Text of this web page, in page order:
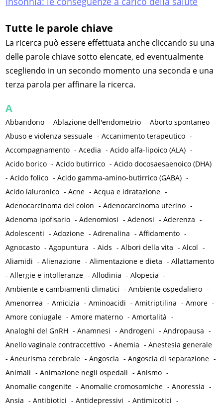
Tutte le parole chiave
La ricerca può essere effettuata anche cliccando su una
delle parole chiave sotto elencate, ed eventualmente
scegliendo in un secondo momento una seconda e una
terza parola per affinare la ricerca.
A
Abbandono -Ablazione dell'endometrio -Aborto spontaneo -
Abuso e violenza sessuale -Accanimento terapeutico -
Accompagnamento -Acedia -Acido alfa-lipoico (ALA) -
Acido borico -Acido butirrico -Acido docosaesaenoico (DHA)
-Acido folico -Acido gamma-amino-butirrico (GABA) -
Acido ialuronico -Acne -Acqua e idratazione -
Adenocarcinoma del colon -Adenocarcinoma uterino -
Adenoma ipofisario -Adenomiosi -Adenosi -Aderenza -
Adolescenti -Adozione -Adrenalina -Affidamento -
Agnocasto -Agopuntura -Aids -Albori della vita -Alcol -
Aliamidi -Alienazione -Alimentazione e dieta -Allattamento
-Allergie e intolleranze -Allodinia -Alopecia -
Ambiente e cambiamenti climatici -Ambiente ospedaliero -
Amenorrea -Amicizia -Aminoacidi -Amitriptilina -Amore -
Amore coniugale -Amore materno -Amortalità -
Analoghi del GnRH -Anamnesi -Androgeni -Andropausa -
Anello vaginale contraccettivo -Anemia -Anestesia generale
-Aneurisma cerebrale -Angoscia -Angoscia di separazione -
Animali -Animazione negli ospedali -Anismo -
Anomalie congenite -Anomalie cromosomiche -Anoressia -
Ansia -Antibiotici -Antidepressivi -Antimicotici -